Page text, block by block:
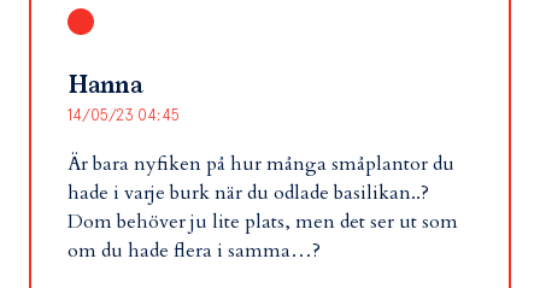
Hanna
14/05/23 04:45
Är bara nyfiken på hur många småplantor du
hade i varje burk när du odlade basilikan..?
Dom behöver ju lite plats, men det ser ut som
om du hade flera i samma…?